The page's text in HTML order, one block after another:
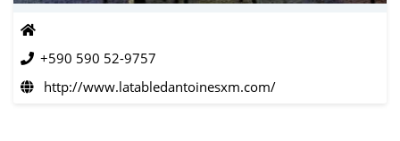
+590 590 52-9757
http://www.latabledantoinesxm.com/